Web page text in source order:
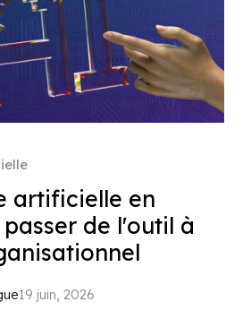
artificielle en
de l'outil à
19 juin, 2026